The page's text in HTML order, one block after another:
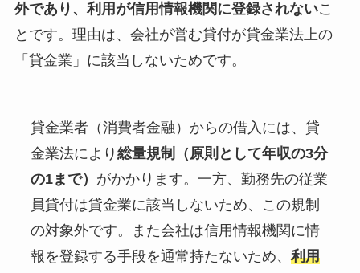
外であり、利用が信用情報機関に登録されないこ
とです。理由は、会社が営む貸付が貸金業法上の
「貸金業」に該当しないためです。
貸金業者（消費者金融）からの借入には、貸
金業法により 総量規制（原則として年収の3分
の1まで） がかかります。一方、勤務先の従業
員貸付は貸金業に該当しないため、この規制
の対象外です。また会社は信用情報機関に情
報を登録する手段を通常持たないため、 利用